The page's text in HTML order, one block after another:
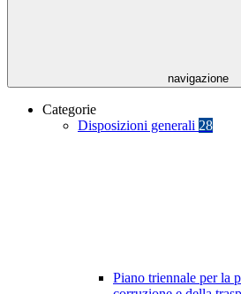
navigazione
Categorie
Disposizioni generali 28
Piano triennale per la